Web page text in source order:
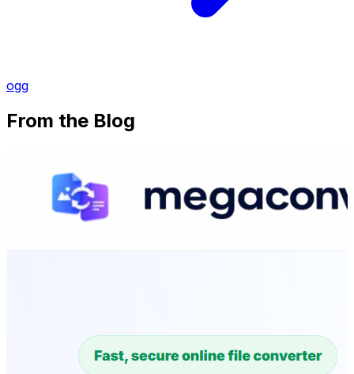
ogg
From the Blog